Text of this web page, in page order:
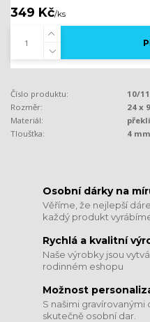
349 Kč/ks
Číslo produktu:
10/
Rozměr:
24 x
Materiál:
Tloušťka:
4 mm
​​​​​​​Osobní dárky na
Věříme, že nejlepší
každý produkt
Rychlá a kvalitní
Naše výrobky jsou
rodinném eshopu
Možnost
S našimi
skutečně osobní dar.